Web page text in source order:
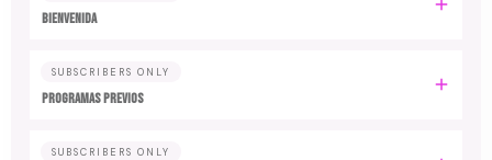
BIENVENIDA
SUBSCRIBERS ONLY
PROGRAMAS PREVIOS
SUBSCRIBERS ONLY